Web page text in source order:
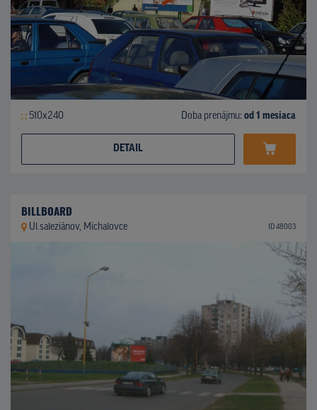
510x240 Doba prenájmu: od 1 mesiaca
DETAIL
BILLBOARD
Ul.saleziánov, Michalovce ID 48003